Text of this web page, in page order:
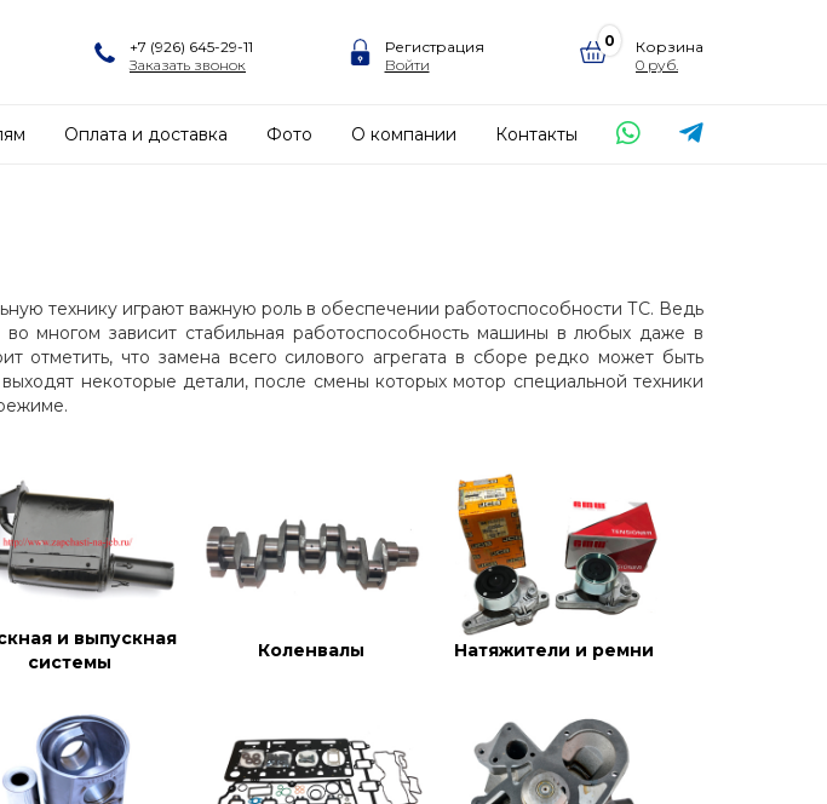
+7 (926) 645-29-11
Заказать звонок
Регистрация
Войти
0
Корзина
0
Оплата и доставка Фото О компании Контакты
технику играют важную роль в обеспечении работоспособности ТС. Ведь
многом зависит стабильная работоспособность машины в любых даже в
отметить, что замена всего силового агрегата в сборе редко может быть
некоторые детали, после смены которых мотор специальной техники
и выпускная
системы
Коленвалы Натяжители и ремни